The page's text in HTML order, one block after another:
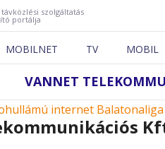
szolgáltatás
portálja
MOBILNET TV MOBIL
VANNET
internet Balatonaliga